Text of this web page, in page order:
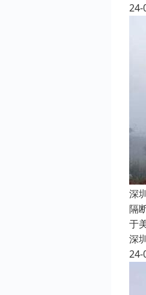
24-
深
隔
于
深
24-